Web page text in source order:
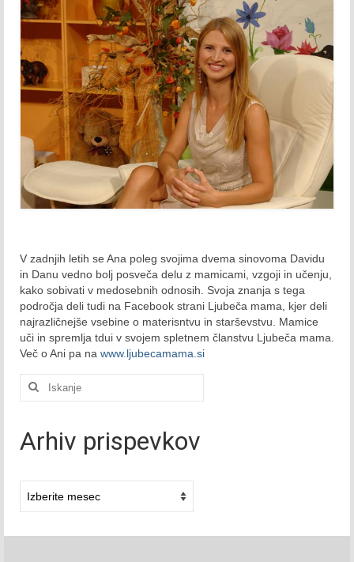
Februar 2015
Marec 2015
April 2015
Maj 2015
Junij 2015
Julij 2015
Avgust 2015
Oktober 2015
November 2015
December 2015
Januar 2016
Februar 2016
April 2016
V zadnjih letih se Ana poleg svojima dvema sinovoma Davidu
in Danu vedno bolj posveča delu z mamicami, vzgoji in učenju,
kako sobivati v medosebnih odnosih. Svoja znanja s tega
področja deli tudi na Facebook strani Ljubeča mama, kjer deli
najrazličnejše vsebine o materisntvu in starševstvu. Mamice
uči in spremlja tdui v svojem spletnem članstvu Ljubeča mama.
Več o Ani pa na www.ljubecamama.si
Išči:
Arhiv prispevkov